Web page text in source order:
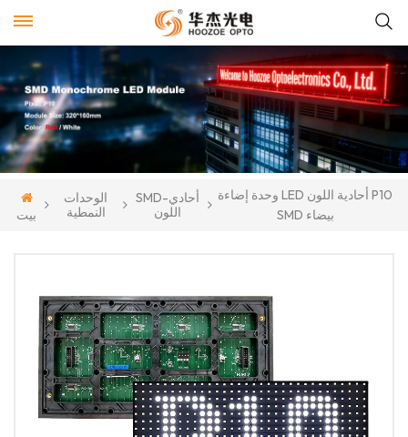
بيت
الوحدات
النمطية
SMD-أحادي
اللون
وحدة إضاءة LED أحادية اللون P10
SMD بيضاء